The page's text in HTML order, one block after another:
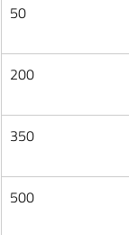
50
200
350
500